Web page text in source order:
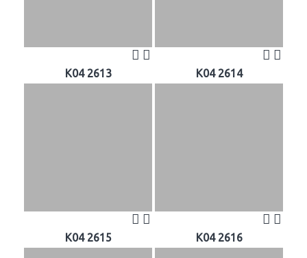
K04 2613 K04 2614
K04 2615 K04 2616